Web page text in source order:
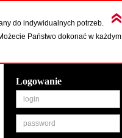
do indywidualnych potrzeb.
Państwo dokonać w każdym
Logowanie
login
password